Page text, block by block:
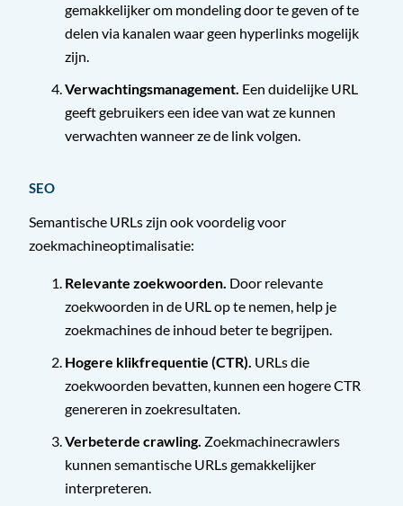
gemakkelijker om mondeling door te geven of te
delen via kanalen waar geen hyperlinks mogelijk
zijn.
Verwachtingsmanagement. Een duidelijke URL
geeft gebruikers een idee van wat ze kunnen
verwachten wanneer ze de link volgen.
SEO
Semantische URLs zijn ook voordelig voor
zoekmachineoptimalisatie:
Relevante zoekwoorden. Door relevante
zoekwoorden in de URL op te nemen, help je
zoekmachines de inhoud beter te begrijpen.
Hogere klikfrequentie (CTR). URLs die
zoekwoorden bevatten, kunnen een hogere CTR
genereren in zoekresultaten.
Verbeterde crawling. Zoekmachinecrawlers
kunnen semantische URLs gemakkelijker
interpreteren.